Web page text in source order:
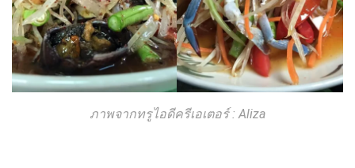
ภาพจากทรูไอดีครีเอเตอร์ : Aliza